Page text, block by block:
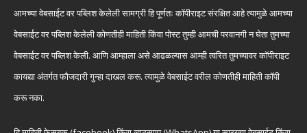
आमच्या वेबसाईट वर पब्लिश केलेली सामग्री हि पूर्णतः कॉपीराइट संरक्षित आहे त्यामुळे आमच्या
वेबसाईट वर पब्लिश केलेली कोणतीही माहिती किंवा पोस्ट तुम्ही आमची परवानगी न घेता तुमच्या
वेबसाईट वर पब्लिश केली. आणि आम्हाला असे आढळल्यास आम्ही त्वरित तुमच्यावर कॉपीराइट
कायद्या अंतर्गत फौजदारी गुन्हा दाखल करू. त्यामुळे वेबसाईट वरील कोणतीही माहिती कॉपी
करू नका.